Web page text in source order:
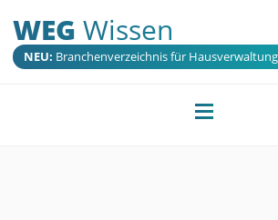
WEG Wissen
NEU: Branchenverzeichnis für